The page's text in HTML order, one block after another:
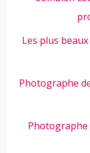
Les plus
Photographe
Photographe